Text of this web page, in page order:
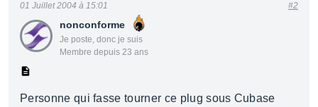
nonconforme
Je poste, donc je suis
Membre depuis 23 ans
01 Juillet 2004 à 15:01 #2
Personne qui fasse tourner ce plug sous Cubase